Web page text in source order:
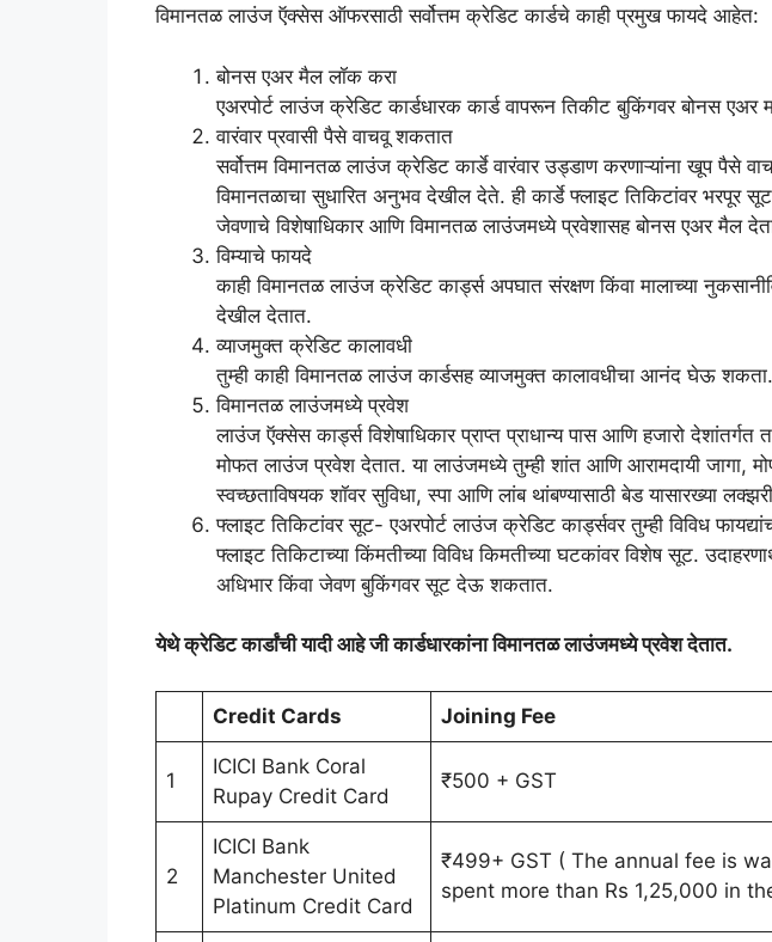
विमानतळ लाउंज ऍक्सेस ऑफरसाठी सर्वोत्तम क्रेडिट कार्डचे काही प्रमुख फायदे आहेत:
बोनस एअर मैल लॉक करा
एअरपोर्ट लाउंज क्रेडिट कार्डधारक कार्ड वापरून तिकीट बुकिंगवर बोनस
वारंवार प्रवासी पैसे वाचवू शकतात
सर्वोत्तम विमानतळ लाउंज क्रेडिट कार्डे वारंवार उड्डाण करणाऱ्यांना खूप पैसे
विमानतळाचा सुधारित अनुभव देखील देते. ही कार्डे फ्लाइट तिकिटांवर भरपूर
जेवणाचे विशेषाधिकार आणि विमानतळ लाउंजमध्ये प्रवेशासह बोनस एअर मैल
विम्याचे फायदे
काही विमानतळ लाउंज क्रेडिट कार्ड्स अपघात संरक्षण किंवा मालाच्या
देखील देतात.
व्याजमुक्त क्रेडिट कालावधी
तुम्ही काही विमानतळ लाउंज कार्डसह व्याजमुक्त कालावधीचा आनंद घेऊ शकता.
विमानतळ लाउंजमध्ये प्रवेश
लाउंज ऍक्सेस कार्ड्स विशेषाधिकार प्राप्त प्राधान्य पास आणि हजारो देशांतर्गत
मोफत लाउंज प्रवेश देतात. या लाउंजमध्ये तुम्ही शांत आणि आरामदायी जागा,
स्वच्छताविषयक शॉवर सुविधा, स्पा आणि लांब थांबण्यासाठी बेड यासारख्या
फ्लाइट तिकिटांवर सूट- एअरपोर्ट लाउंज क्रेडिट कार्ड्सवर तुम्ही विविध
फ्लाइट तिकिटाच्या किंमतीच्या विविध किमतीच्या घटकांवर विशेष सूट.
अधिभार किंवा जेवण बुकिंगवर सूट देऊ शकतात.
येथे क्रेडिट कार्डांची यादी आहे जी कार्डधारकांना विमानतळ लाउंजमध्ये प्रवेश देतात.
Credit Cards Joining Fee
1
ICICI Bank Coral
Rupay Credit Card
₹500 + GST
2
ICICI Bank
Manchester United
Platinum Credit Card
₹499+ GST ( The annual fee is
spent more than Rs 1,25,000 in